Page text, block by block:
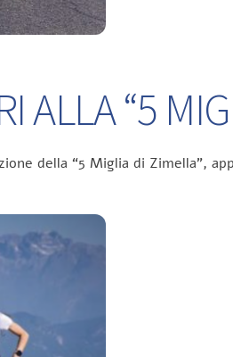
ALLA “5
della “5 Miglia di Zimella”,